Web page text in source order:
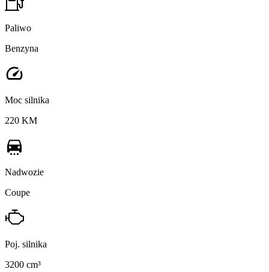
Paliwo
Benzyna
Moc silnika
220 KM
Nadwozie
Coupe
Poj. silnika
3200 cm³